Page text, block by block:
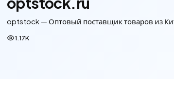
optstock — Оптовый поставщик товаров из
1.17K